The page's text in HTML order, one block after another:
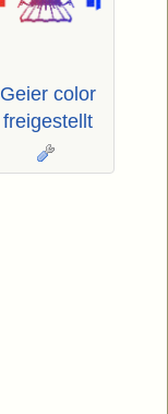
Geier color
freigestellt